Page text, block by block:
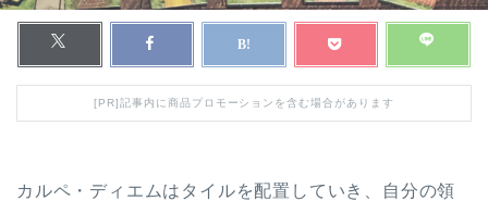
[PR]記事内に商品プロモーションを含む場合があります
カルペ・ディエムはタイルを配置していき、自分の領